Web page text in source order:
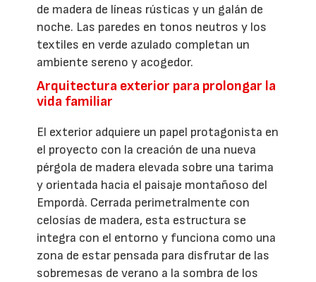
de madera de líneas rústicas y un galán de
noche. Las paredes en tonos neutros y los
textiles en verde azulado completan un
ambiente sereno y acogedor.
Arquitectura exterior para prolongar la
vida familiar
El exterior adquiere un papel protagonista en
el proyecto con la creación de una nueva
pérgola de madera elevada sobre una tarima
y orientada hacia el paisaje montañoso del
Empordà. Cerrada perimetralmente con
celosías de madera, esta estructura se
integra con el entorno y funciona como una
zona de estar pensada para disfrutar de las
sobremesas de verano a la sombra de los